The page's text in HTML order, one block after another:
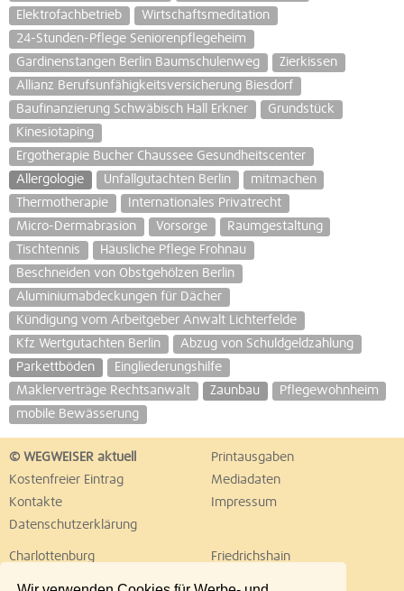
Elektrofachbetrieb
Wirtschaftsmeditation
24-Stunden-Pflege Seniorenpflegeheim
Gardinenstangen Berlin Baumschulenweg
Zierkissen
Allianz Berufsunfähigkeitsversicherung Biesdorf
Baufinanzierung Schwäbisch Hall Erkner
Grundstück
Kinesiotaping
Ergotherapie Bucher Chaussee Gesundheitscenter
Allergologie
Unfallgutachten Berlin
mitmachen
Thermotherapie
Internationales Privatrecht
Micro-Dermabrasion
Vorsorge
Raumgestaltung
Tischtennis
Häusliche Pflege Frohnau
Beschneiden von Obstgehölzen Berlin
Aluminiumabdeckungen für Dächer
Kündigung vom Arbeitgeber Anwalt Lichterfelde
Kfz Wertgutachten Berlin
Abzug von Schuldgeldzahlung
Parkettböden
Eingliederungshilfe
Maklerverträge Rechtsanwalt
Zaunbau
Pflegewohnheim
mobile Bewässerung
© WEGWEISER aktuell
Printausgaben
Kostenfreier Eintrag
Mediadaten
Kontakte
Impressum
Datenschutzerklärung
Charlottenburg
Friedrichshain